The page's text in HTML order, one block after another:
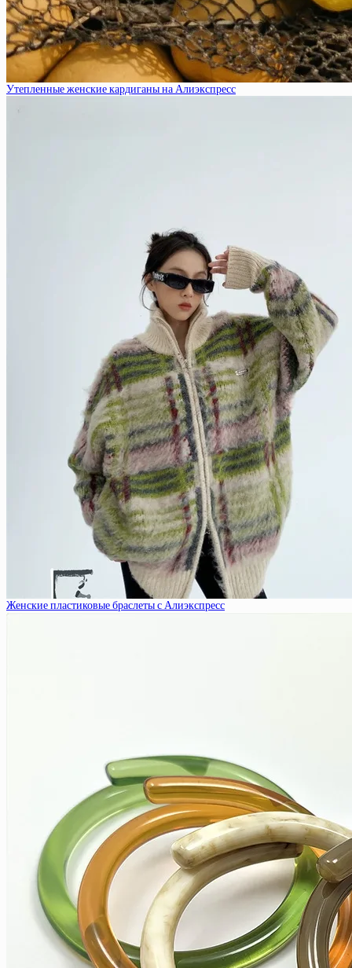
Утепленные женские кардиганы на Алиэкспресс
Женские пластиковые браслеты с Алиэкспресс